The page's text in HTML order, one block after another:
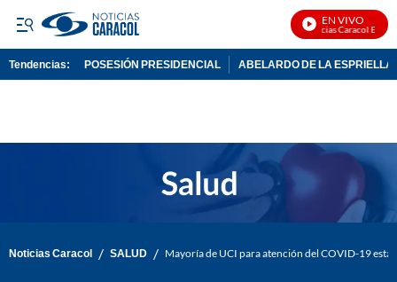
EN VIVO
Noticias Caracol En Vivo
Tendencias: POSESIÓN PRESIDENCIAL ABELARDO DE LA ESPRIELLA
Noticias Caracol / SALUD / Mayoría de UCI para atención del COVID-19